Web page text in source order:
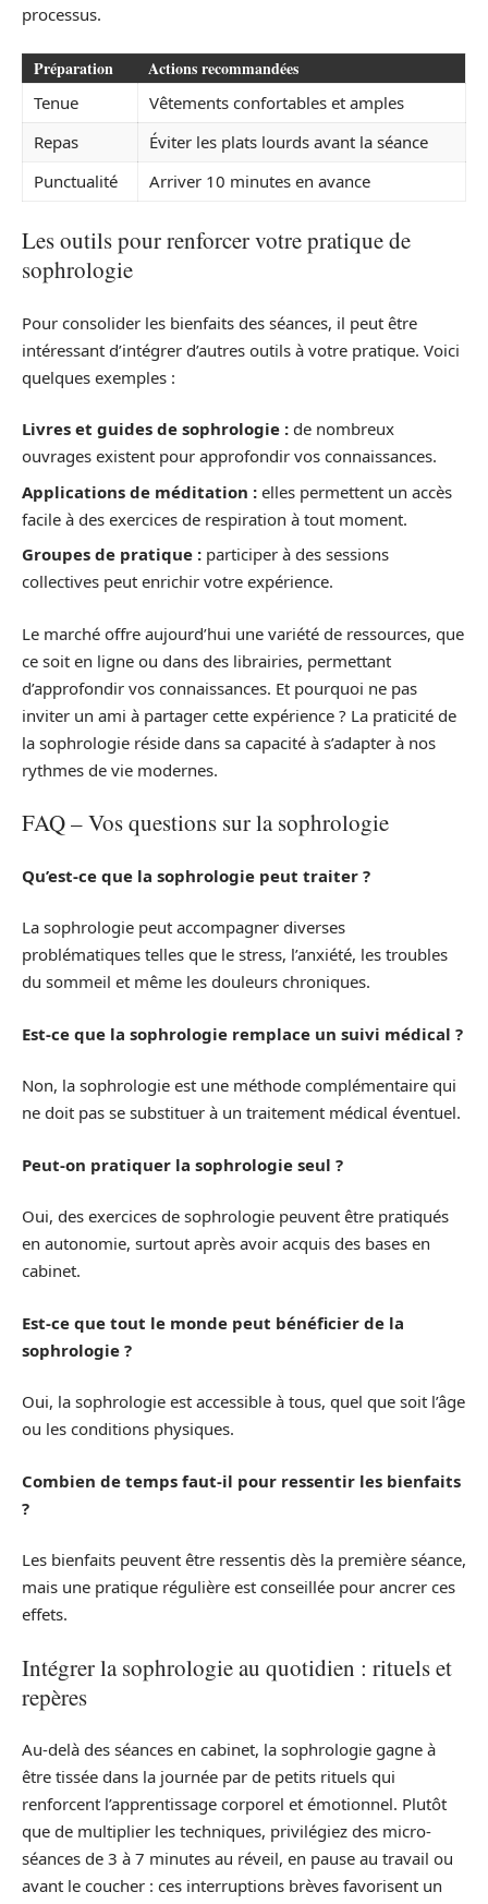
processus.
Préparation Actions recommandées
Tenue
Vêtements confortables et amples
Repas
Éviter les plats lourds avant la séance
Punctualité
Arriver 10 minutes en avance
Les outils pour renforcer votre pratique de
sophrologie
Pour consolider les bienfaits des séances, il peut être
intéressant d’intégrer d’autres outils à votre pratique. Voici
quelques exemples :
Livres et guides de sophrologie : de nombreux
ouvrages existent pour approfondir vos connaissances.
Applications de méditation : elles permettent un accès
facile à des exercices de respiration à tout moment.
Groupes de pratique : participer à des sessions
collectives peut enrichir votre expérience.
Le marché offre aujourd’hui une variété de ressources, que
ce soit en ligne ou dans des librairies, permettant
d’approfondir vos connaissances. Et pourquoi ne pas
inviter un ami à partager cette expérience ? La praticité de
la sophrologie réside dans sa capacité à s’adapter à nos
rythmes de vie modernes.
FAQ – Vos questions sur la sophrologie
Qu’est-ce que la sophrologie peut traiter ?
La sophrologie peut accompagner diverses
problématiques telles que le stress, l’anxiété, les troubles
du sommeil et même les douleurs chroniques.
Est-ce que la sophrologie remplace un suivi médical ?
Non, la sophrologie est une méthode complémentaire qui
ne doit pas se substituer à un traitement médical éventuel.
Peut-on pratiquer la sophrologie seul ?
Oui, des exercices de sophrologie peuvent être pratiqués
en autonomie, surtout après avoir acquis des bases en
cabinet.
Est-ce que tout le monde peut bénéficier de la
sophrologie ?
Oui, la sophrologie est accessible à tous, quel que soit l’âge
ou les conditions physiques.
Combien de temps faut-il pour ressentir les bienfaits
?
Les bienfaits peuvent être ressentis dès la première séance,
mais une pratique régulière est conseillée pour ancrer ces
effets.
Intégrer la sophrologie au quotidien : rituels et
repères
Au-delà des séances en cabinet, la sophrologie gagne à
être tissée dans la journée par de petits rituels qui
renforcent l’apprentissage corporel et émotionnel. Plutôt
que de multiplier les techniques, privilégiez des micro-
séances de 3 à 7 minutes au réveil, en pause au travail ou
avant le coucher : ces interruptions brèves favorisent un